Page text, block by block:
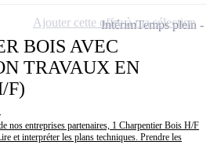
BOIS AVEC
TRAVAUX EN
F)
nos entreprises partenaires, 1 Charpentier Bois H/F
et interpréter les plans techniques. Prendre les
IntérimTemps plein
Ajouter cette offre à ma sélection